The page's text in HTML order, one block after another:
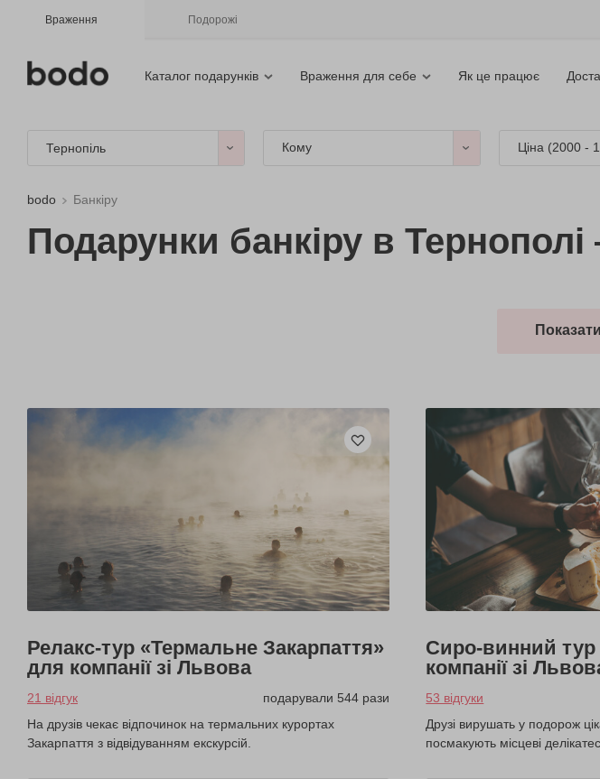
Враження Подорожі
Каталог подарунків Враження для себе Як це працює
Тернопіль Кому Ціна (2000 -
bodo Банкіру
Подарунки банкіру в Тернополі
Релакс-тур «Термальне Закарпаття»
для компанії зі Львова
21 відгук
подарували 544 рази
На друзів чекає відпочинок на термальних курортах
Закарпаття з відвідуванням екскурсій.
Сиро-винний тур
компанії зі
53 відгуки
Друзі вирушать у подорож
посмакують місцеві